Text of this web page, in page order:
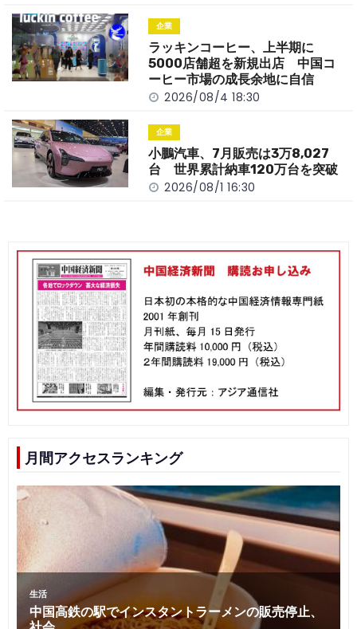
企業
ラッキンコーヒー、上半期に
5000店舗超を新規出店 中国コ
ーヒー市場の成長余地に自信
2026/08/4 18:30
企業
小鵬汽車、7月販売は3万8,027
台 世界累計納車120万台を突破
2026/08/1 16:30
月間アクセスランキング